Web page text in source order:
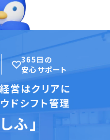
365日の
安心サポート
営はクリアに
ドシフト管理
ふ」